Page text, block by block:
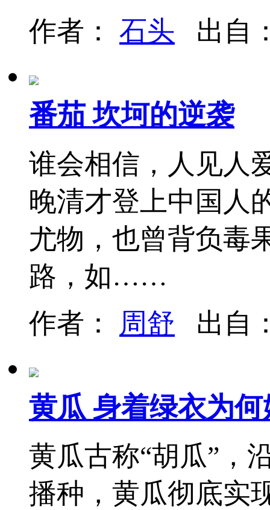
作者： 石头 出自
番茄 坎坷的逆袭
谁会相信，人见人
晚清才登上中国人
尤物，也曾背负
路，如……
作者： 周舒 出自
黄瓜 身着绿衣为何
黄瓜古称“胡瓜”，
播种，黄瓜彻底实